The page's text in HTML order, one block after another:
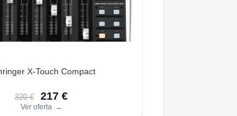
X-Touch Compact
320 € 217 €
Ver oferta →